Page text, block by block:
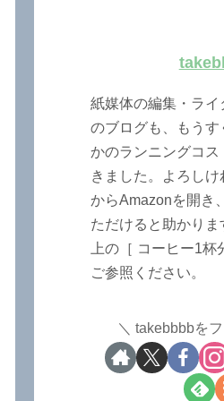
紙媒体の編集・ライ
のブログも、もう
かのランニングコス
きました。よろし
からAmazonを開き
ただけると助かり
上の［ コーヒー1
ご参照ください。
takebbbbを